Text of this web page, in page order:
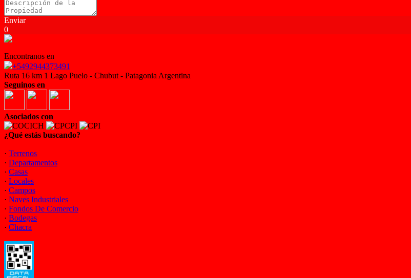
Enviar
0
Encontranos en
+5492944373491
Ruta 16 km 1 Lago Puelo - Chubut - Patagonia Argentina
Seguinos en
Asociados con
¿Qué estás buscando?
· Terrenos
· Departamentos
· Casas
· Locales
· Campos
· Naves Industriales
· Fondos De Comercio
· Bodegas
· Chacra